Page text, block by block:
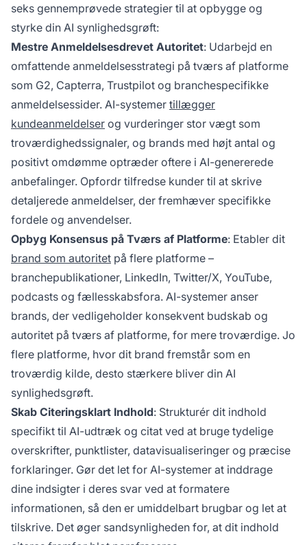
seks gennemprøvede strategier til at opbygge og
styrke din AI synlighedsgrøft:
Mestre Anmeldelsesdrevet Autoritet: Udarbejd en
omfattende anmeldelsesstrategi på tværs af platforme
som G2, Capterra, Trustpilot og branchespecifikke
anmeldelsessider. AI-systemer tillægger
kundeanmeldelser og vurderinger stor vægt som
troværdighedssignaler, og brands med højt antal og
positivt omdømme optræder oftere i AI-genererede
anbefalinger. Opfordr tilfredse kunder til at skrive
detaljerede anmeldelser, der fremhæver specifikke
fordele og anvendelser.
Opbyg Konsensus på Tværs af Platforme: Etabler dit
brand som autoritet på flere platforme –
branchepublikationer, LinkedIn, Twitter/X, YouTube,
podcasts og fællesskabsfora. AI-systemer anser
brands, der vedligeholder konsekvent budskab og
autoritet på tværs af platforme, for mere troværdige. Jo
flere platforme, hvor dit brand fremstår som en
troværdig kilde, desto stærkere bliver din AI
synlighedsgrøft.
Skab Citeringsklart Indhold: Strukturér dit indhold
specifikt til AI-udtræk og citat ved at bruge tydelige
overskrifter, punktlister, datavisualiseringer og præcise
forklaringer. Gør det let for AI-systemer at inddrage
dine indsigter i deres svar ved at formatere
informationen, så den er umiddelbart brugbar og let at
tilskrive. Det øger sandsynligheden for, at dit indhold